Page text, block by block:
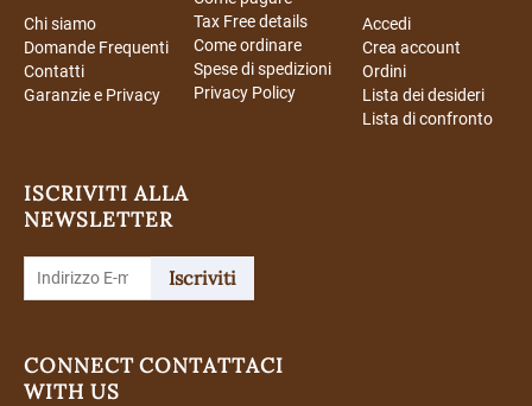
Chi siamo
Domande Frequenti
Contatti
Garanzie e Privacy
Tax Free details
Come ordinare
Spese di spedizioni
Privacy Policy
Accedi
Crea account
Ordini
Lista dei desideri
Lista di confronto
ISCRIVITI ALLA
NEWSLETTER
Iscriviti
CONNECT
WITH US
CONTATTACI